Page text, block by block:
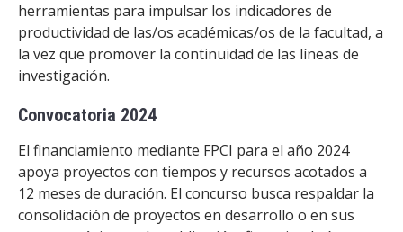
ESTUDIANTES
ACADÉMICOS
herramientas para impulsar los indicadores de
productividad de las/os académicas/os de la facultad, a
la vez que promover la continuidad de las líneas de
investigación.
Convocatoria 2024
El financiamiento mediante FPCI para el año 2024
apoya proyectos con tiempos y recursos acotados a
12 meses de duración. El concurso busca respaldar la
consolidación de proyectos en desarrollo o en sus